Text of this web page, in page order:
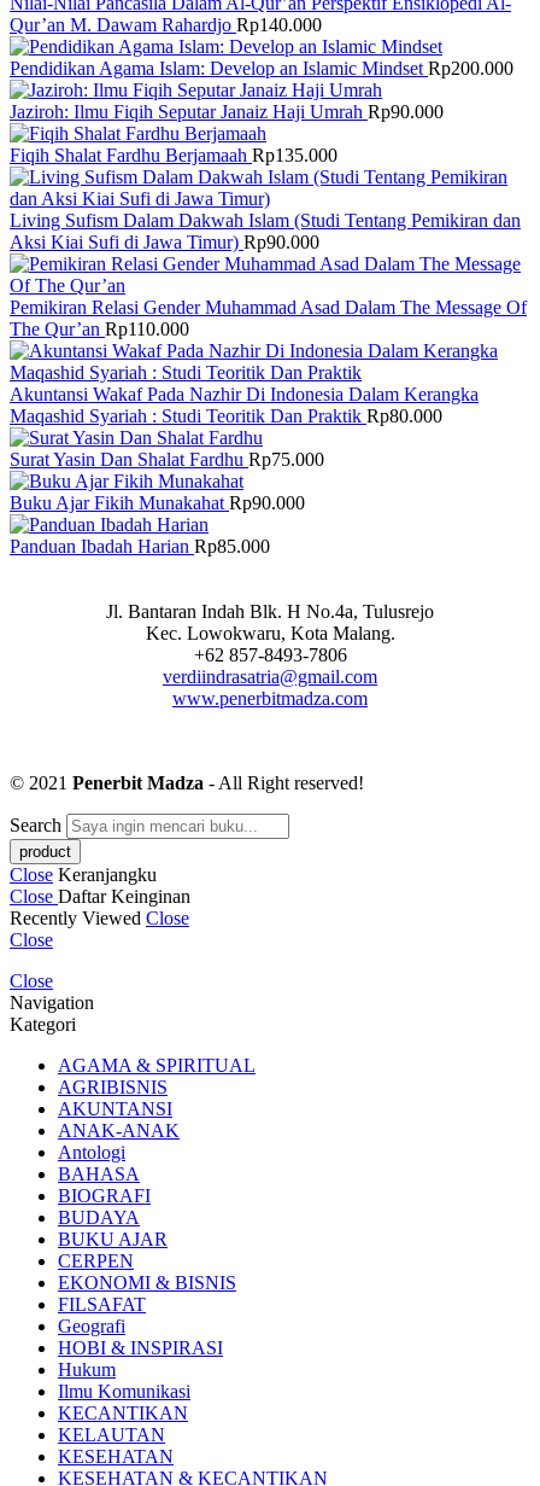
Qur’an M. Dawam Rahardjo Rp140.000
Pendidikan Agama Islam: Develop an Islamic Mindset Rp200.000
Jaziroh: Ilmu Fiqih Seputar Janaiz Haji Umrah Rp90.000
Fiqih Shalat Fardhu Berjamaah Rp135.000
Living Sufism Dalam Dakwah Islam (Studi Tentang Pemikiran dan
Aksi Kiai Sufi di Jawa Timur) Rp90.000
Pemikiran Relasi Gender Muhammad Asad Dalam The Message Of
The Qur’an Rp110.000
Akuntansi Wakaf Pada Nazhir Di Indonesia Dalam Kerangka
Maqashid Syariah : Studi Teoritik Dan Praktik Rp80.000
Surat Yasin Dan Shalat Fardhu Rp75.000
Buku Ajar Fikih Munakahat Rp90.000
Panduan Ibadah Harian Rp85.000
Jl. Bantaran Indah Blk. H No.4a, Tulusrejo
Kec. Lowokwaru, Kota Malang.
+62 857-8493-7806
verdiindrasatria@gmail.com
www.penerbitmadza.com
© 2021 Penerbit Madza - All Right reserved!
Search
Close Keranjangku
Close Daftar Keinginan
Recently Viewed Close
Close
Close
Navigation
Kategori
AGAMA & SPIRITUAL
AGRIBISNIS
AKUNTANSI
ANAK-ANAK
Antologi
BAHASA
BIOGRAFI
BUDAYA
BUKU AJAR
CERPEN
EKONOMI & BISNIS
FILSAFAT
Geografi
HOBI & INSPIRASI
Hukum
Ilmu Komunikasi
KECANTIKAN
KELAUTAN
KESEHATAN
KESEHATAN & KECANTIKAN